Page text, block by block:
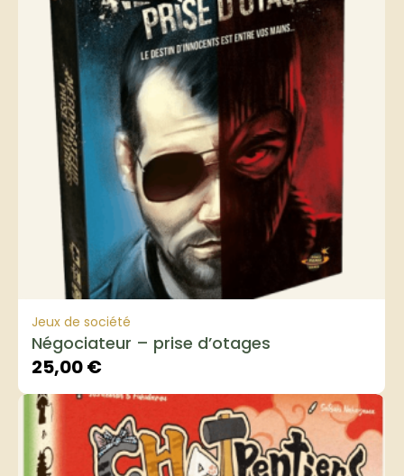
Jeux de société
Négociateur – prise d’otages
25,00€